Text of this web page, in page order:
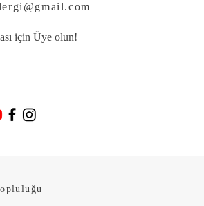
için Üye olun!